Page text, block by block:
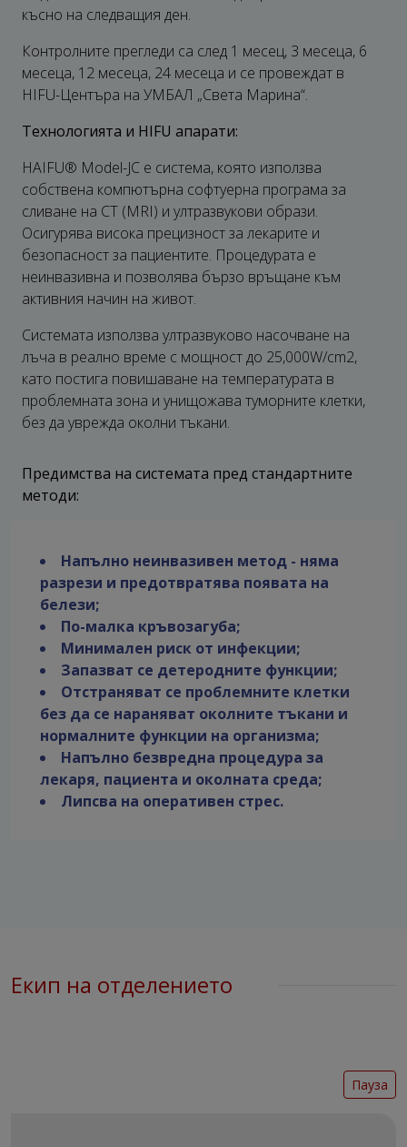
късно на следващия ден.
Контролните прегледи са след 1 месец, 3 месеца, 6
месеца, 12 месеца, 24 месеца и се провеждат в
HIFU-Центъра на УМБАЛ „Света Марина“.
Технологията и HIFU апарати:
HAIFU® Model-JC е система, която използва
собствена компютърна софтуерна програма за
сливане на CT (MRI) и ултразвукови образи.
Осигурява висока прецизност за лекарите и
безопасност за пациентите. Процедурата е
неинвазивна и позволява бързо връщане към
активния начин на живот.
Системата използва ултразвуково насочване на
лъча в реално време с мощност до 25,000W/cm2,
като постига повишаване на температурата в
проблемната зона и унищожава туморните клетки,
без да уврежда околни тъкани.
Предимства на системата пред стандартните
методи:
Напълно неинвазивен метод - няма
разрези и предотвратява появата на
белези;
По-малка кръвозагуба;
Минимален риск от инфекции;
Запазват се детеродните функции;
Отстраняват се проблемните клетки
без да се нараняват околните тъкани и
нормалните функции на организма;
Напълно безвредна процедура за
лекаря, пациента и околната среда;
Липсва на оперативен стрес.
Екип на отделението
Пауза